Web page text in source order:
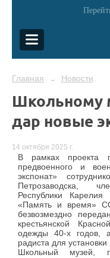
Главная → Новости
Школьному
дар новые
14 октября 2025 г.
В рамках проекта
предвоенного и
экспонат»
Петрозаводска,
Республики Карелия
«Память и время»
безвозмездно
крестьянской
одежды 40-х годов,
радиста для
Школьный музей,